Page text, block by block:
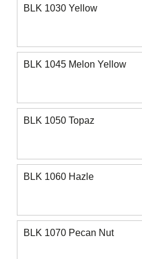
BLK 1030 Yellow
BLK 1045 Melon Yellow
BLK 1050 Topaz
BLK 1060 Hazle
BLK 1070 Pecan Nut